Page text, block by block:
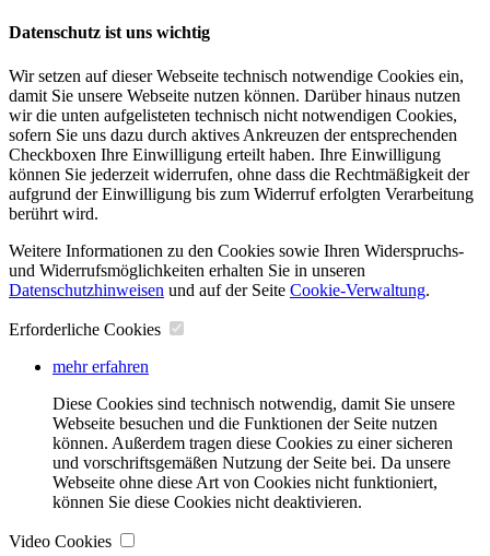
Datenschutz ist uns wichtig
Wir setzen auf dieser Webseite technisch notwendige Cookies ein,
damit Sie unsere Webseite nutzen können. Darüber hinaus nutzen
wir die unten aufgelisteten technisch nicht notwendigen Cookies,
sofern Sie uns dazu durch aktives Ankreuzen der entsprechenden
Checkboxen Ihre Einwilligung erteilt haben. Ihre Einwilligung
können Sie jederzeit widerrufen, ohne dass die Rechtmäßigkeit der
aufgrund der Einwilligung bis zum Widerruf erfolgten Verarbeitung
berührt wird.
Weitere Informationen zu den Cookies sowie Ihren Widerspruchs-
und Widerrufsmöglichkeiten erhalten Sie in unseren
Datenschutzhinweisen und auf der Seite Cookie-Verwaltung​.
Erforderliche Cookies
mehr erfahren
Diese Cookies sind technisch notwendig, damit Sie unsere
Webseite besuchen und die Funktionen der Seite nutzen
können. Außerdem tragen diese Cookies zu einer sicheren
und vorschriftsgemäßen Nutzung der Seite bei. Da unsere
Webseite ohne diese Art von Cookies nicht funktioniert,
können Sie diese Cookies nicht deaktivieren.
Video Cookies